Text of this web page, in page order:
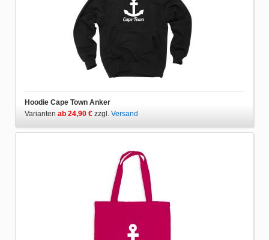
Hoodie Cape Town Anker
Varianten ab 24,90 € zzgl. Versand